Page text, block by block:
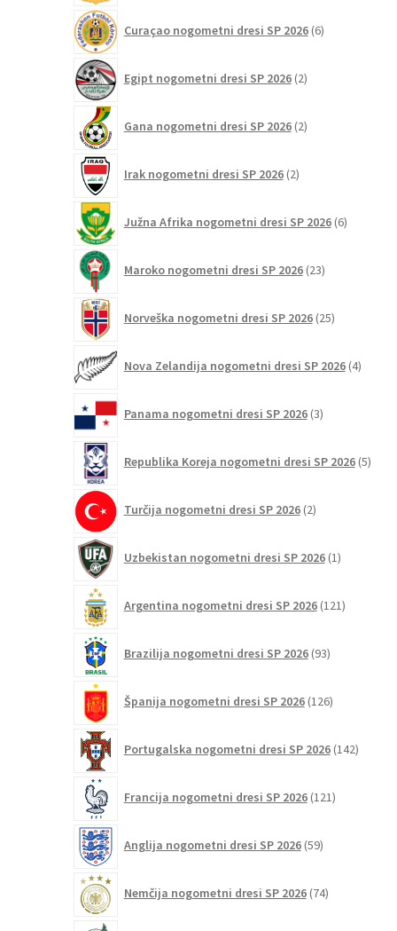
Curaçao nogometni dresi SP 2026 6izdelkov
Egipt nogometni dresi SP 2026 2izdelka
Gana nogometni dresi SP 2026 2izdelka
Irak nogometni dresi SP 2026 2izdelka
Južna Afrika nogometni dresi SP 2026 6izdelkov
Maroko nogometni dresi SP 2026 23izdelkov
Norveška nogometni dresi SP 2026 25izdelkov
Nova Zelandija nogometni dresi SP 2026 4izdelki
Panama nogometni dresi SP 2026 3izdelki
Republika Koreja nogometni dresi SP 2026 5
Turčija nogometni dresi SP 2026 2izdelka
Uzbekistan nogometni dresi SP 2026 1izdelek
Argentina nogometni dresi SP 2026 121izdelkov
Brazilija nogometni dresi SP 2026 93izdelkov
Španija nogometni dresi SP 2026 126izdelkov
Portugalska nogometni dresi SP 2026 142
Francija nogometni dresi SP 2026 121izdelkov
Anglija nogometni dresi SP 2026 59izdelkov
Nemčija nogometni dresi SP 2026 74izdelkov